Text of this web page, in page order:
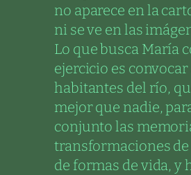
no aparece en la
ni se ve en las
Lo que busca María
ejercicio es convocar
habitantes del río,
mejor que nadie,
conjunto las
transformaciones
de formas de vida, y